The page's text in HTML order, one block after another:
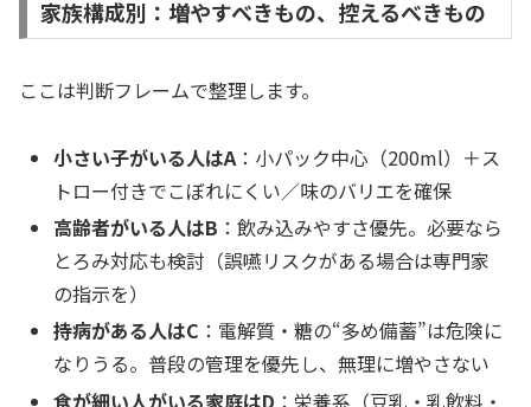
家族構成別：増やすべきもの、控えるべきもの
ここは判断フレームで整理します。
小さい子がいる人はA：小パック中心（200ml）＋ス
トロー付きでこぼれにくい／味のバリエを確保
高齢者がいる人はB ：飲み込みやすさ優先。必要なら
とろみ対応も検討（誤嚥リスクがある場合は専門家
の指示を）
持病がある人はC ：電解質・糖の“多め備蓄”は危険に
なりうる。普段の管理を優先し、無理に増やさない
食が細い人がいる家庭はD ：栄養系（豆乳・乳飲料・